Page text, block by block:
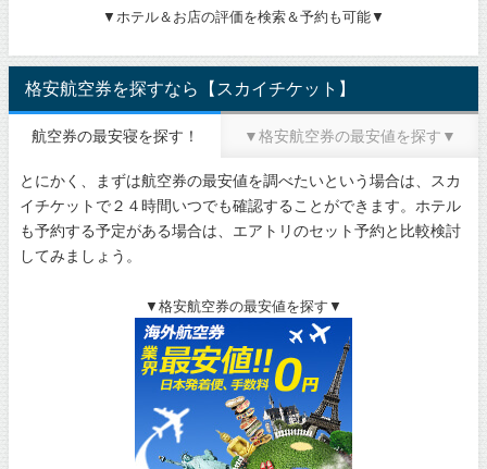
▼ホテル＆お店の評価を検索＆予約も可能▼
格安航空券を探すなら【スカイチケット】
航空券の最安寝を探す！ ▼格安航空券の最安値を探す▼
とにかく、まずは航空券の最安値を調べたいという場合は、スカ
イチケットで２４時間いつでも確認することができます。ホテル
も予約する予定がある場合は、エアトリのセット予約と比較検討
してみましょう。
▼格安航空券の最安値を探す▼